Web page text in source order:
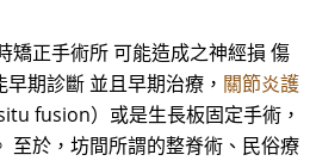
矯正手術所 可能造成之神經損 傷
期診斷 並且早期治療， 關節炎護
fusion）或是生長板固定手術，
至於，坊間所謂的整脊術、民俗療